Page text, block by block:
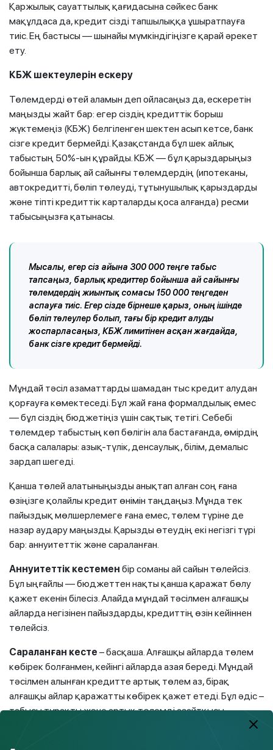
Қаржылық сауаттылық қағидасына сәйкес банк
мақұлдаса да, кредит сізді тапшылыққа ұшыратпауға
тиіс. Ең бастысы — шынайы мүмкіндігіңізге қарай әрекет
ету.
КБЖ шектеулерін ескеру
Төлемдерді өтей аламын деп ойласаңыз да, ескеретін
маңызды жайт бар: егер сіздің кредиттік борыш
жүктемеңіз (КБЖ) белгіленген шектен асып кетсе, банк
сізге кредит бермейді. Қазақстанда бұл шек айлық
табыстың 50%-ын құрайды. КБЖ — бұл қарыздарыңыз
бойынша барлық ай сайынғы төлемдердің (ипотеканы,
автокредитті, бөліп төлеуді, тұтынушылық қарыздарды
және тіпті кредиттік карталарды қоса алғанда) ресми
табысыңызға қатынасы.
Мысалы, егер сіз айына 300 000 теңге табыс
тапсаңыз, барлық кредиттер бойынша ай сайынғы
төлемдердің жиынтық сомасы 150 000 теңгеден
аспауға тиіс. Егер сізде бірнеше қарыз, оның ішінде
бөліп төлеулер болып, тағы бір кредит алуды
жоспарласаңыз, КБЖ лимитінен асқан жағдайда,
банк сізге кредит бермейді.
Мұндай тәсіл азаматтарды шамадан тыс кредит алудан
қорғауға көмектеседі. Бұл жай ғана формалдылық емес
— бұл сіздің бюджетіңіз үшін сақтық тетігі. Себебі
төлемдер табыстың көп бөлігін ала бастағанда, өмірдің
басқа салалары: азық-түлік, денсаулық, білім, демалыс
зардап шегеді.
Қанша төлей алатыныңызды анықтап алған соң ғана
өзіңізге қолайлы кредит өнімін таңдаңыз. Мұнда тек
пайыздық мөлшерлемеге ғана емес, төлем түріне де
назар аудару маңызды. Қарызды өтеудің екі негізгі түрі
бар: аннуитеттік және сараланған.
Аннуитеттік кестемен бір соманы ай сайын төлейсіз.
Бұл ыңғайлы — бюджеттен нақты қанша қаражат бөлу
қажет екенін білесіз. Алайда мұндай тәсілмен алғашқы
айларда негізінен пайыздарды, кредиттің өзін кейіннен
төлейсіз.
Сараланған кесте – басқаша. Алғашқы айларда төлем
көбірек болғанмен, кейінгі айларда азая береді. Мұндай
тәсілмен алынған кредитте артық төлем аз, бірақ
алғашқы айлар қаражатты көбірек қажет етеді. Бұл әдіс –
табысы тұрақты және артық төлемді азайтқысы